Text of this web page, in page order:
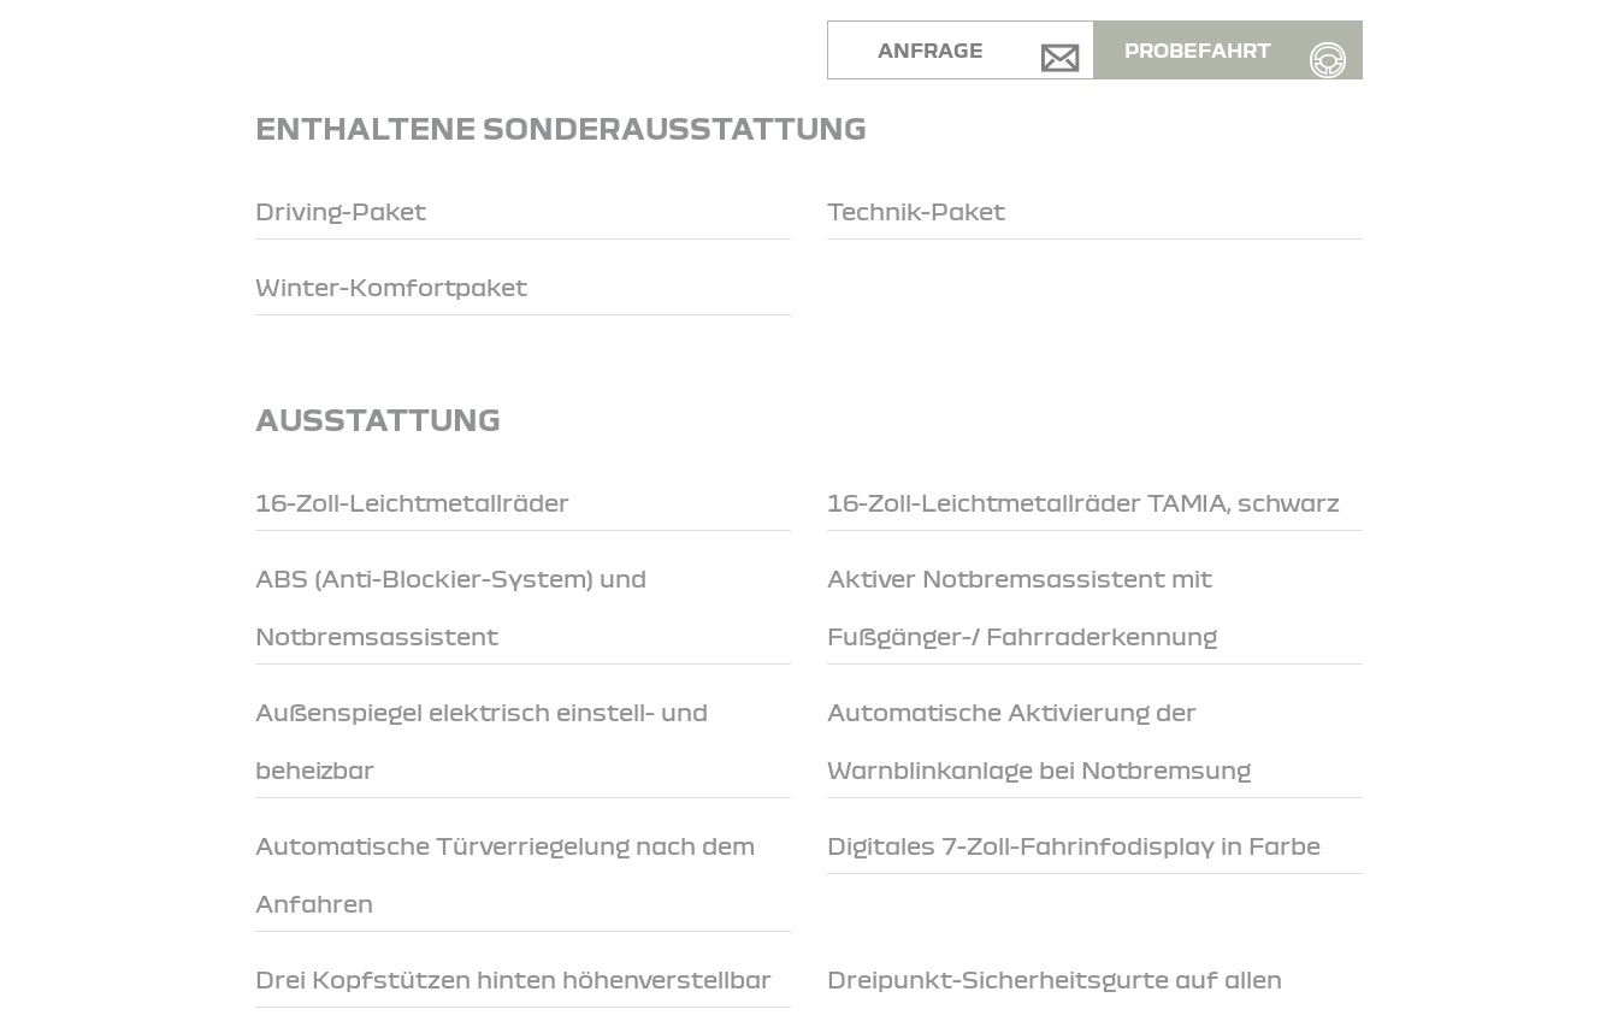
ANFRAGE PROBEFAHRT
ENTHALTENE SONDERAUSSTATTUNG
Driving-Paket Technik-Paket
Winter-Komfortpaket
AUSSTATTUNG
16-Zoll-Leichtmetallräder 16-Zoll-Leichtmetallräder TAMIA, schwarz
ABS (Anti-Blockier-System) und
Notbremsassistent
Aktiver Notbremsassistent mit
Fußgänger-/ Fahrraderkennung
Außenspiegel elektrisch einstell- und
beheizbar
Automatische Aktivierung der
Warnblinkanlage bei Notbremsung
Automatische Türverriegelung nach dem
Anfahren
Digitales 7-Zoll-Fahrinfodisplay in Farbe
Drei Kopfstützen hinten höhenverstellbar Dreipunkt-Sicherheitsgurte auf allen